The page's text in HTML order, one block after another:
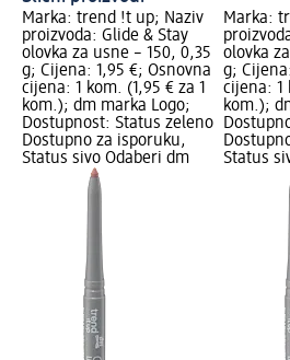
Marka: trend !t up; Naziv
proizvoda: Glide & Stay
olovka za usne – 150, 0,35
g; Cijena: 1,95 €; Osnovna
cijena: 1 kom. (1,95 € za 1
kom.); dm marka Logo;
Dostupnost: Status zeleno
Dostupno za isporuku,
Status sivo Odaberi dm
Marka:
olovka
g;
cijena: 1
kom.);
Status